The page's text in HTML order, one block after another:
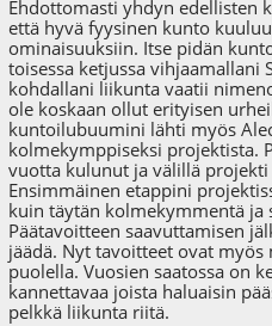
Ehdottomasti yhdyn edellisten
että hyvä fyysinen kunto
ominaisuuksiin. Itse pidän
toisessa ketjussa vihjaamallani
kohdallani liikunta vaatii
ole koskaan ollut erityisen
kuntoilubuumini lähti myös
kolmekymppiseksi projektista.
vuotta kulunut ja välillä
Ensimmäinen etappini
kuin täytän kolmekymmentä ja
Päätavoitteen saavuttamisen
jäädä. Nyt tavoitteet ovat
puolella. Vuosien saatossa on
kannettavaa joista haluaisin
pelkkä liikunta riitä.